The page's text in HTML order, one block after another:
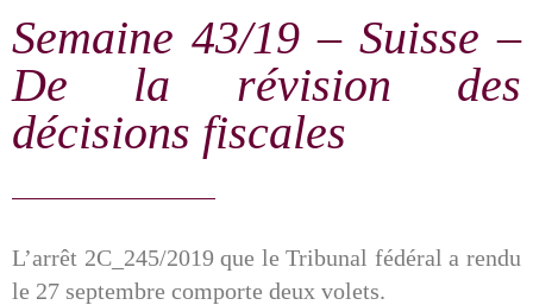
Semaine 43/19 – Suisse –
De la révision des
décisions fiscales
L’arrêt 2C_245/2019 que le Tribunal fédéral a rendu
le 27 septembre comporte deux volets.